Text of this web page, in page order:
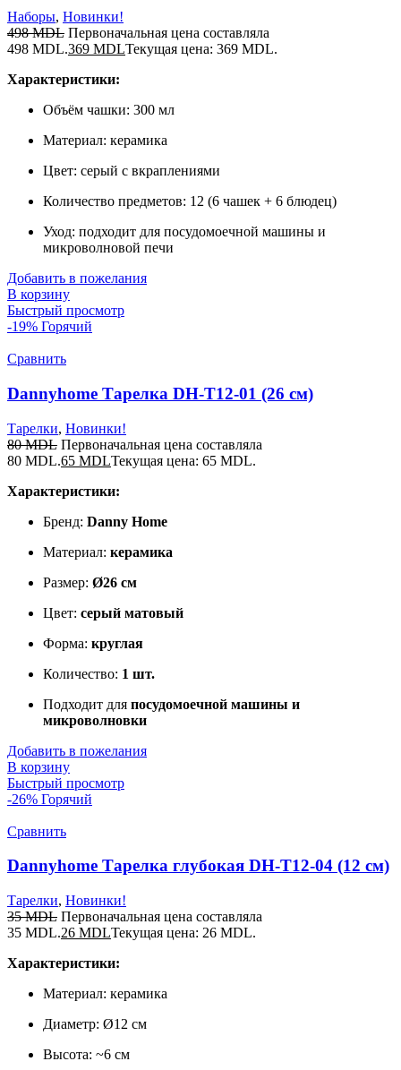
Наборы, Новинки!
498MDL Первоначальная цена составляла
498 MDL.369 MDLТекущая цена: 369 MDL.
Характеристики:
Объём чашки: 300 мл
Материал: керамика
Цвет: серый с вкраплениями
Количество предметов: 12 (6 чашек + 6 блюдец)
Уход: подходит для посудомоечной машины и
микроволновой печи
Добавить в пожелания
В корзину
Быстрый просмотр
-19% Горячий
Сравнить
Dannyhome Тарелка DH-T12-01 (26 см)
Тарелки, Новинки!
80MDL Первоначальная цена составляла
80 MDL.65 MDLТекущая цена: 65 MDL.
Характеристики:
Бренд: Danny Home
Материал: керамика
Размер: Ø26 см
Цвет: серый матовый
Форма: круглая
Количество: 1 шт.
Подходит для посудомоечной машины и
микроволновки
Добавить в пожелания
В корзину
Быстрый просмотр
-26% Горячий
Сравнить
Dannyhome Тарелка глубокая DH-T12-04 (12 cм)
Тарелки, Новинки!
35MDL Первоначальная цена составляла
35 MDL.26 MDLТекущая цена: 26 MDL.
Характеристики:
Материал: керамика
Диаметр: Ø12 см
Высота: ~6 см